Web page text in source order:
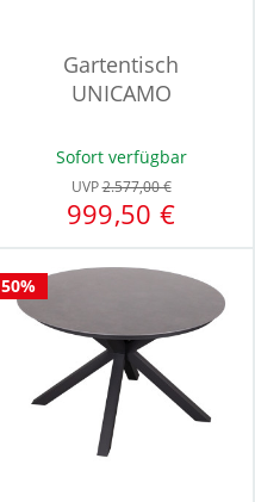
Gartentisch
UNICAMO
Sofort verfügbar
UVP2.577,00 €
999,50 €
50%